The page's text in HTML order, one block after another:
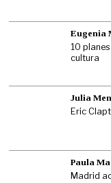
Eugenia
10
cultura
Julia
Eric
Paula
Madrid